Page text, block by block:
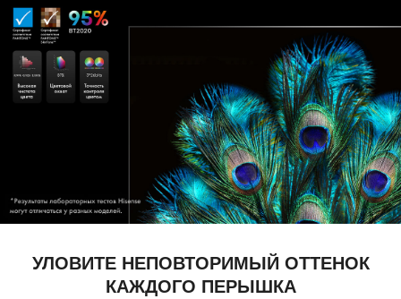
УЛОВИТЕ НЕПОВТОРИМЫЙ ОТТЕНОК
КАЖДОГО ПЕРЫШКА